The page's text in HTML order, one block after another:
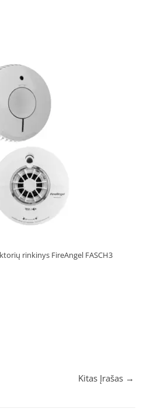
rinkinys FireAngel FASCH3
Kitas Įrašas →